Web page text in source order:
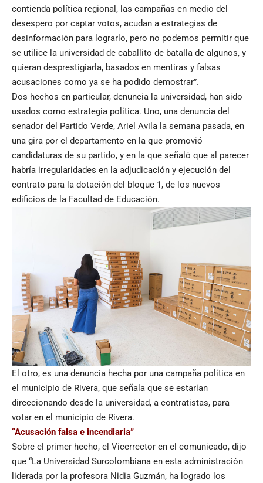
contienda política regional, las campañas en medio del
desespero por captar votos, acudan a estrategias de
desinformación para lograrlo, pero no podemos permitir que
se utilice la universidad de caballito de batalla de algunos, y
quieran desprestigiarla, basados en mentiras y falsas
acusaciones como ya se ha podido demostrar”.
Dos hechos en particular, denuncia la universidad, han sido
usados como estrategia política. Uno, una denuncia del
senador del Partido Verde, Ariel Avila la semana pasada, en
una gira por el departamento en la que promovió
candidaturas de su partido, y en la que señaló que al parecer
habría irregularidades en la adjudicación y ejecución del
contrato para la dotación del bloque 1, de los nuevos
edificios de la Facultad de Educación.
El otro, es una denuncia hecha por una campaña política en
el municipio de Rivera, que señala que se estarían
direccionando desde la universidad, a contratistas, para
votar en el municipio de Rivera.
“Acusación falsa e incendiaria”
Sobre el primer hecho, el Vicerrector en el comunicado, dijo
que “La Universidad Surcolombiana en esta administración
liderada por la profesora Nidia Guzmán, ha logrado los